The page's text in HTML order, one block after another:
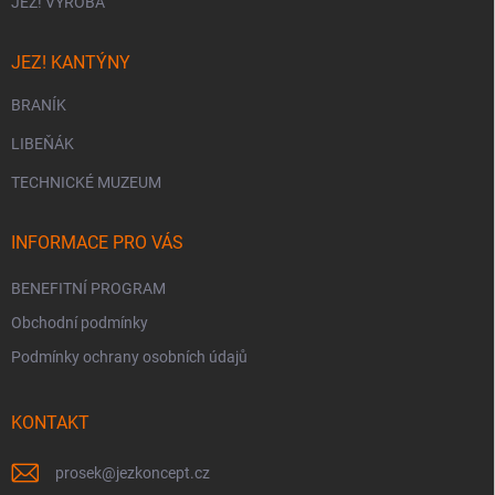
JEZ! KANTÝNY
BRANÍK
LIBEŇÁK
TECHNICKÉ MUZEUM
INFORMACE PRO VÁS
BENEFITNÍ PROGRAM
Obchodní podmínky
Podmínky ochrany osobních údajů
KONTAKT
prosek@jezkoncept.cz